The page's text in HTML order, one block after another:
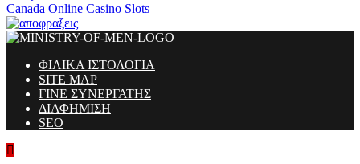
Canada Online Casino Slots
ΦΙΛΙΚΑ ΙΣΤΟΛΟΓΙΑ
SITE MAP
ΓΙΝΕ ΣΥΝΕΡΓΑΤΗΣ
ΔΙΑΦΗΜΙΣΗ
SEO
Ministry Of Men